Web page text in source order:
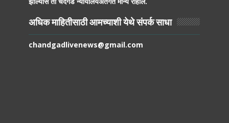
अधिक माहितीसाठी आमच्याशी येथे संपर्क साधा
chandgadlivenews@gmail.com